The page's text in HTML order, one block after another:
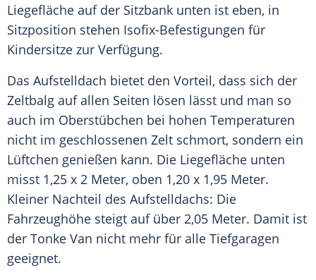
Liegefläche auf der Sitzbank unten ist eben, in
Sitzposition stehen Isofix-Befestigungen für
Kindersitze zur Verfügung.
Das Aufstelldach bietet den Vorteil, dass sich der
Zeltbalg auf allen Seiten lösen lässt und man so
auch im Oberstübchen bei hohen Temperaturen
nicht im geschlossenen Zelt schmort, sondern ein
Lüftchen genießen kann. Die Liegefläche unten
misst 1,25 x 2 Meter, oben 1,20 x 1,95 Meter.
Kleiner Nachteil des Aufstelldachs: Die
Fahrzeughöhe steigt auf über 2,05 Meter. Damit ist
der Tonke Van nicht mehr für alle Tiefgaragen
geeignet.